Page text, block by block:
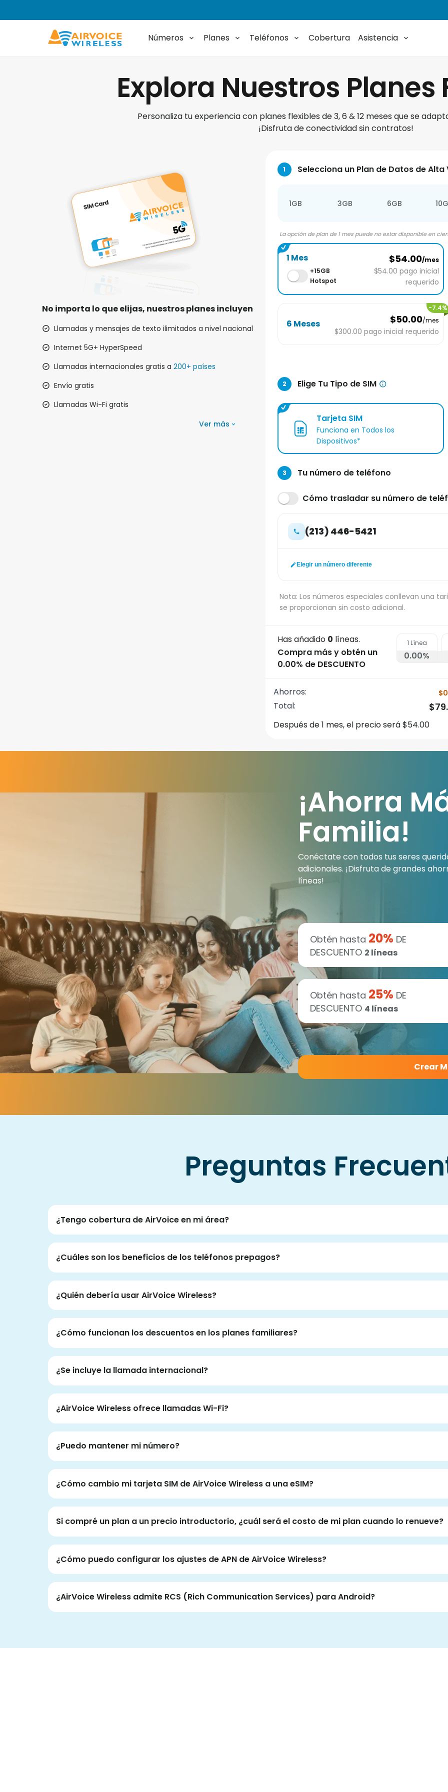
Números Planes Teléfonos Cobertura Asistencia
Explora Nuestros Planes
Personaliza tu experiencia con planes flexibles de 3, 6 & 12 meses que se
¡Disfruta de conectividad sin contratos!
No importa lo que elijas, nuestros planes incluyen
Llamadas y mensajes de texto ilimitados a nivel nacional
Internet 5G+ HyperSpeed
Llamadas internacionales gratis a 200+ países
Envío gratis
Llamadas Wi-Fi gratis
Ver más
1 Selecciona un Plan de Datos de
1GB 3GB 6GB
La opción de plan de 1 mes puede no estar disponible en
1 Mes
+15GB
Hotspot
$54.00/mes
$54.00 pago inicial
requerido
6 Meses $50.00/mes
$300.00 pago inicial requerido
-7.4%
2 Elige Tu Tipo de SIM
Tarjeta SIM
Funciona en Todos los
Dispositivos*
3 Tu número de teléfono
Cómo trasladar su número de
(213) 446-5421
Elegir un número diferente
Nota: Los números especiales conllevan una
se proporcionan sin costo adicional.
Has añadido 0 líneas.
Compra más y obtén un
0.00% de DESCUENTO
1 Línea
0.00%
Ahorros:
Total:
Después de 1 mes, el precio será $54.00
¡Ahorra
Familia!
Conéctate con todos tus seres
adicionales. ¡Disfruta de grandes
líneas!
Obtén hasta 20% DE
DESCUENTO 2 líneas
Obtén hasta 25% DE
DESCUENTO 4 líneas
Crear
Preguntas
¿Tengo cobertura de AirVoice en mi área?
¿Cuáles son los beneficios de los teléfonos prepagos?
¿Quién debería usar AirVoice Wireless?
¿Cómo funcionan los descuentos en los planes familiares?
¿Se incluye la llamada internacional?
¿AirVoice Wireless ofrece llamadas Wi-Fi?
¿Puedo mantener mi número?
¿Cómo cambio mi tarjeta SIM de AirVoice Wireless a una eSIM?
Si compré un plan a un precio introductorio, ¿cuál será el costo de mi plan cuando lo renueve?
¿Cómo puedo configurar los ajustes de APN de AirVoice Wireless?
¿AirVoice Wireless admite RCS (Rich Communication Services) para Android?